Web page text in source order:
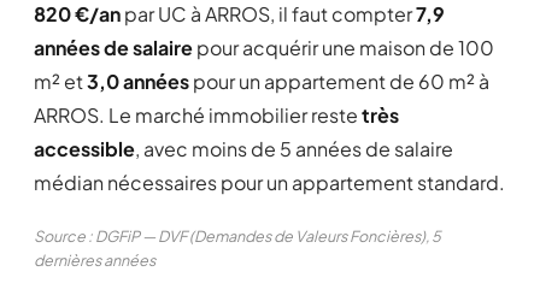
820 €/anpar UC à ARROS, il faut compter7,9
années de salairepour acquérir une maison de 100
m² et3,0 annéespour un appartement de 60 m² à
ARROS. Le marché immobilier restetrès
accessible, avec moins de 5 années de salaire
médian nécessaires pour un appartement standard.
Source : DGFiP — DVF (Demandes de Valeurs Foncières), 5
dernières années